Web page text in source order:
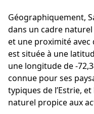
Géographiquement,
dans un cadre
et une proximité avec
est située à une
une longitude de -
connue pour ses
typiques de l’Estrie,
naturel propice aux